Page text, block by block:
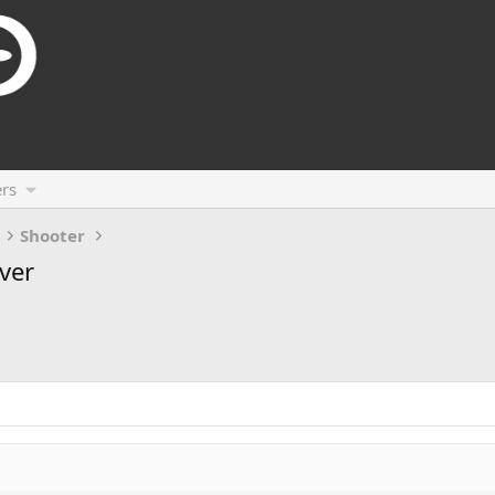
Shooter